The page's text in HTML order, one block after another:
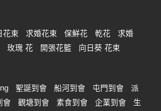
花束 求婚花束 保鮮花 乾花
求婚
玫瑰 花 開張花籃 向日葵 花束
聖誕到會 船河到會 屯門到會
派
會 觀塘到會 素食到會 企業到會
生